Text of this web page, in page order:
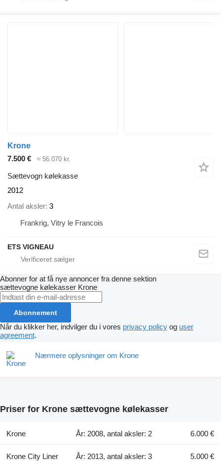
Krone
7.500 €
≈ 56.070 kr.
Sættevogn kølekasse
2012
Antal aksler 3
Frankrig, Vitry le Francois
ETS VIGNEAU
Abonner for at få nye annoncer fra denne sektion
sættevogne kølekasser Krone
Abonnement
Når du klikker her, indvilger du i vores privacy policy og user
agreement.
Nærmere oplysninger om Krone
Priser for Krone sættevogne kølekasser
Krone År: 2008, antal aksler: 2 6.000 €
Krone City Liner År: 2013, antal aksler: 3 5.000 €